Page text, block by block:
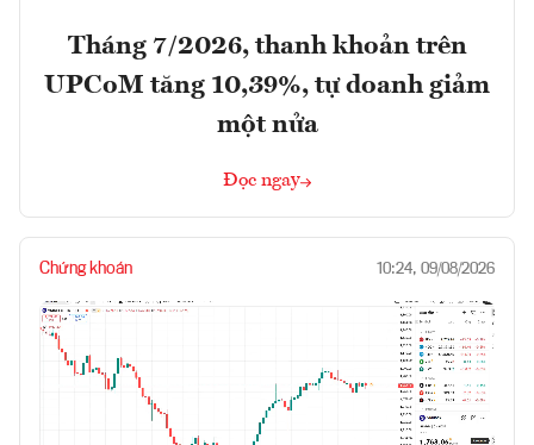
Tháng 7/2026, thanh khoản trên
UPCoM tăng 10,39%, tự doanh giảm
một nửa
Đọc ngay
Chứng khoán 10:24, 09/08/2026